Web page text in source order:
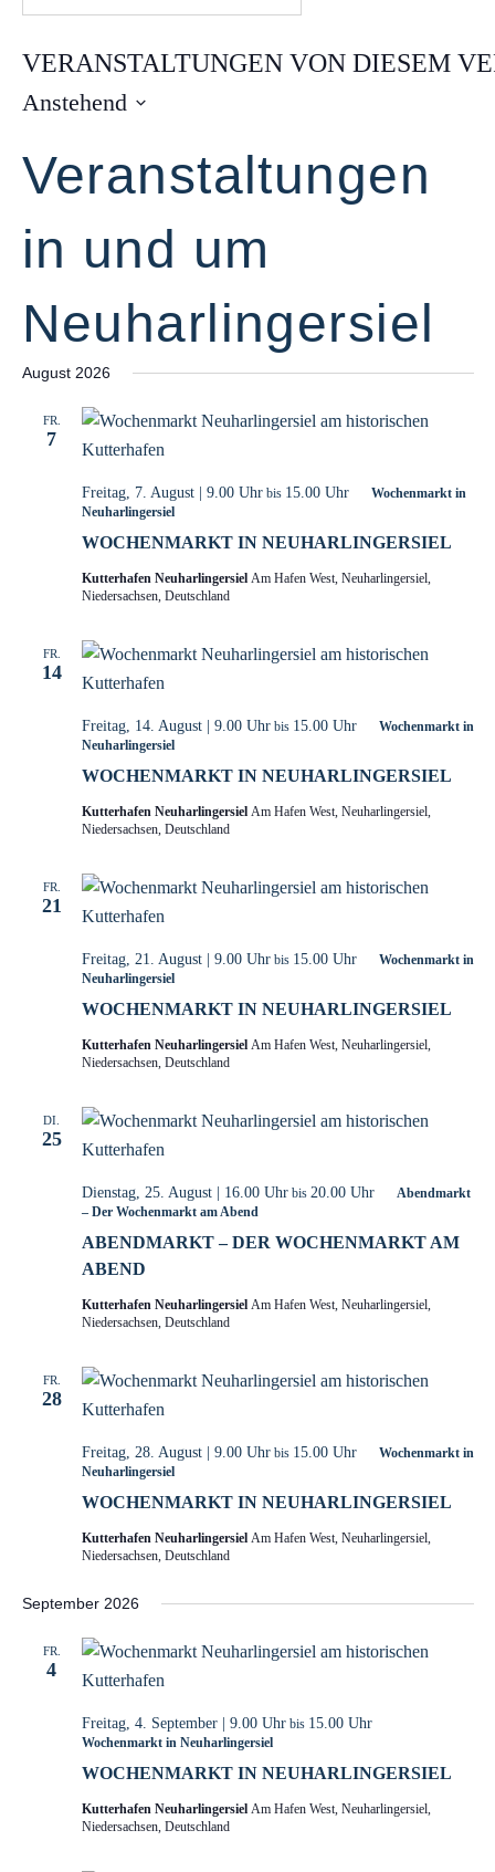
e
i
VERANSTALTUNGEN VON DIESEM
Anstehend
a
ä
Veranstaltungen
in und um
Neuharlingersiel
August 2026
FR.
7
Freitag, 7. August | 9.00 Uhrbis 15.00 Uhr
Wochenmarkt in
Neuharlingersiel
WOCHENMARKT IN NEUHARLINGERSIEL
Kutterhafen Neuharlingersiel Am Hafen West, Neuharlingersiel,
Niedersachsen, Deutschland
FR.
14
Freitag, 14. August | 9.00 Uhrbis 15.00 Uhr
Wochenmarkt in
Neuharlingersiel
WOCHENMARKT IN NEUHARLINGERSIEL
Kutterhafen Neuharlingersiel Am Hafen West, Neuharlingersiel,
Niedersachsen, Deutschland
FR.
21
Freitag, 21. August | 9.00 Uhrbis 15.00 Uhr
Wochenmarkt in
Neuharlingersiel
WOCHENMARKT IN NEUHARLINGERSIEL
Kutterhafen Neuharlingersiel Am Hafen West, Neuharlingersiel,
Niedersachsen, Deutschland
DI.
25
Dienstag, 25. August | 16.00 Uhrbis 20.00 Uhr
Abendmarkt
– Der Wochenmarkt am Abend
ABENDMARKT – DER WOCHENMARKT AM
ABEND
Kutterhafen Neuharlingersiel Am Hafen West, Neuharlingersiel,
Niedersachsen, Deutschland
FR.
28
Freitag, 28. August | 9.00 Uhrbis 15.00 Uhr
Wochenmarkt in
Neuharlingersiel
WOCHENMARKT IN NEUHARLINGERSIEL
Kutterhafen Neuharlingersiel Am Hafen West, Neuharlingersiel,
Niedersachsen, Deutschland
September 2026
FR.
4
Freitag, 4. September | 9.00 Uhrbis 15.00 Uhr
Wochenmarkt in Neuharlingersiel
WOCHENMARKT IN NEUHARLINGERSIEL
Kutterhafen Neuharlingersiel Am Hafen West, Neuharlingersiel,
Niedersachsen, Deutschland